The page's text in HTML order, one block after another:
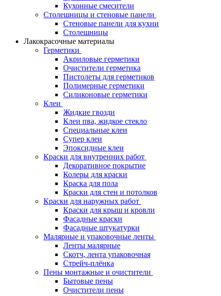
Кухонные смесители
Столешницы и стеновые панели
Стеновые панели для кухни
Столешницы
Лакокрасочные материалы
Герметики
Акриловые герметики
Очистители герметика
Пистолеты для герметиков
Полимерные герметики
Силиконовые герметики
Клеи
Жидкие гвозди
Клеи пва, жидкое стекло
Специальные клеи
Супер клеи
Эпоксидные клеи
Краски для внутренних работ
Декоративное покрытие
Колеры для краски
Краска для пола
Краски для стен и потолков
Краски для наружных работ
Краски для крыш и кровли
Фасадные краски
Фасадные штукатурки
Малярные и упаковочные ленты
Ленты малярные
Скотч, лента упаковочная
Стрейч-плёнка
Пены монтажные и очистители
Бытовые пены
Очистители пены